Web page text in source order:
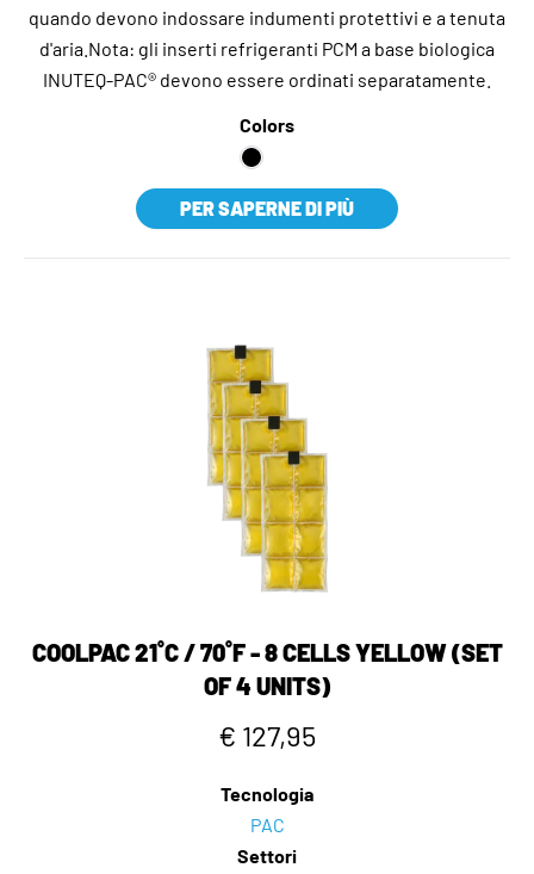
quando devono indossare indumenti protettivi e a tenuta
d'aria.Nota: gli inserti refrigeranti PCM a base biologica
INUTEQ-PAC® devono essere ordinati separatamente.
Colors
PER SAPERNE DI PIÙ
COOLPAC 21˚C / 70˚F - 8 CELLS YELLOW (SET
OF 4 UNITS)
€ 127,95
Tecnologia
PAC
Settori